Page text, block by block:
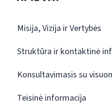
Misija, Vizija ir Vertybės
Struktūra ir kontaktinė
Konsultavimasis su
Teisinė informacija